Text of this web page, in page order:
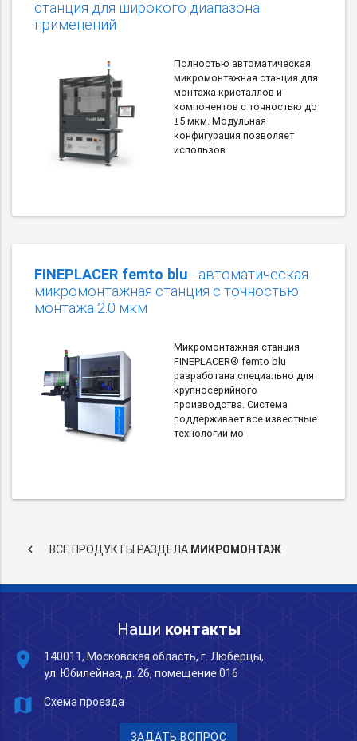
станция для широкого диапазона
применений
Полностью автоматическая
микромонтажная станция для
монтажа кристаллов и
компонентов с точностью до
±5 мкм. Модульная
конфигурация позволяет
использов
FINEPLACER femto blu - автоматическая
микромонтажная станция с точностью
монтажа 2.0 мкм
Микромонтажная станция
FINEPLACER® femto blu
разработана специально для
крупносерийного
производства. Система
поддерживает все известные
технологии мо
keyboard_arrow_left ВСЕ ПРОДУКТЫ РАЗДЕЛА МИКРОМОНТАЖ
Наши контакты
place
140011, Московская область, г. Люберцы,
ул. Юбилейная, д. 26, помещение 016
map Схема проезда
ЗАДАТЬ ВОПРОС